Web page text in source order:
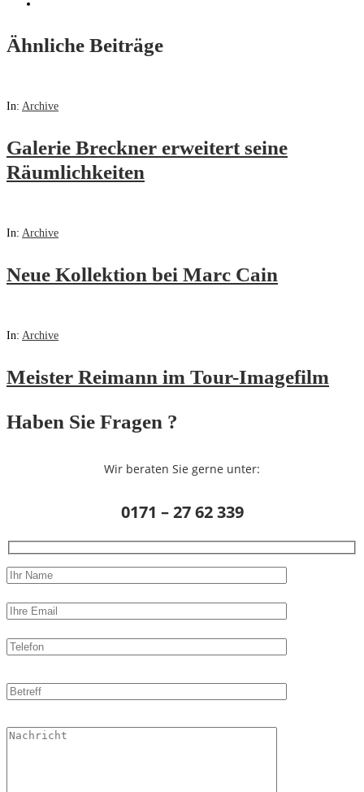
Ähnliche Beiträge
In: Archive
Galerie Breckner erweitert seine
Räumlichkeiten
In: Archive
Neue Kollektion bei Marc Cain
In: Archive
Meister Reimann im Tour-Imagefilm
Haben Sie Fragen ?
Wir beraten Sie gerne unter:
0171 – 27 62 339